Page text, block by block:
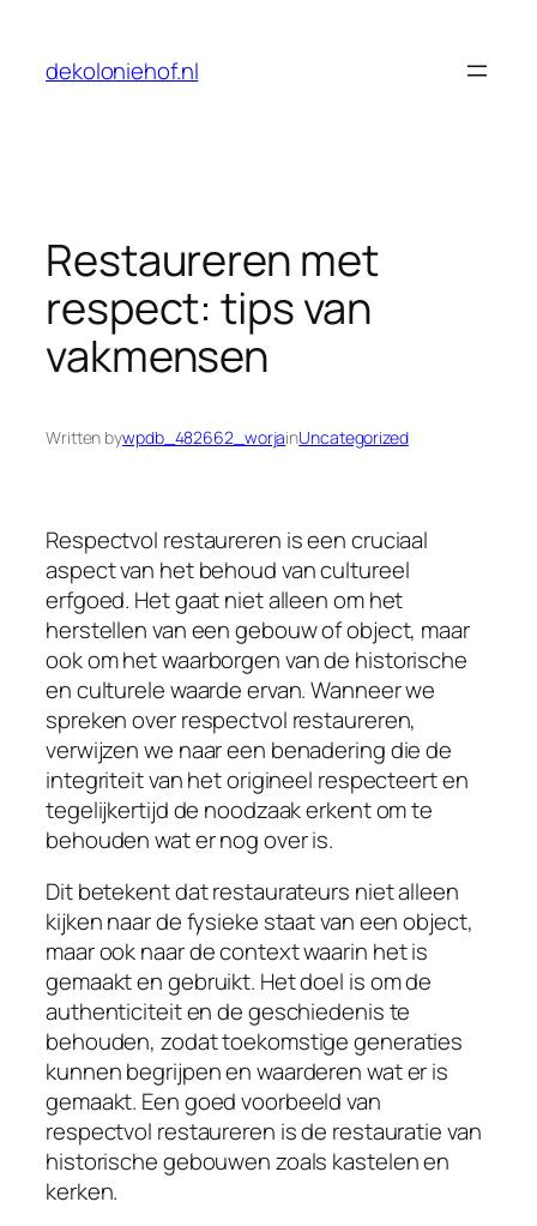
content
dekoloniehof.nl
Restaureren met
respect: tips van
vakmensen
Written bywpdb_482662_worjainUncategorized
Respectvol restaureren is een cruciaal
aspect van het behoud van cultureel
erfgoed. Het gaat niet alleen om het
herstellen van een gebouw of object, maar
ook om het waarborgen van de historische
en culturele waarde ervan. Wanneer we
spreken over respectvol restaureren,
verwijzen we naar een benadering die de
integriteit van het origineel respecteert en
tegelijkertijd de noodzaak erkent om te
behouden wat er nog over is.
Dit betekent dat restaurateurs niet alleen
kijken naar de fysieke staat van een object,
maar ook naar de context waarin het is
gemaakt en gebruikt. Het doel is om de
authenticiteit en de geschiedenis te
behouden, zodat toekomstige generaties
kunnen begrijpen en waarderen wat er is
gemaakt. Een goed voorbeeld van
respectvol restaureren is de restauratie van
historische gebouwen zoals kastelen en
kerken.